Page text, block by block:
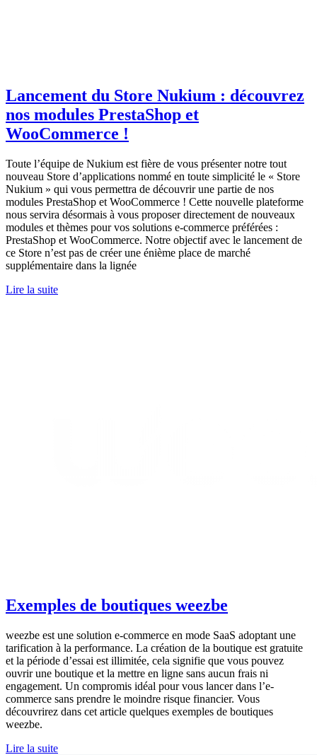
Lancement du Store Nukium : découvrez
nos modules PrestaShop et
WooCommerce !
Toute l’équipe de Nukium est fière de vous présenter notre tout
nouveau Store d’applications nommé en toute simplicité le « Store
Nukium » qui vous permettra de découvrir une partie de nos
modules PrestaShop et WooCommerce ! Cette nouvelle plateforme
nous servira désormais à vous proposer directement de nouveaux
modules et thèmes pour vos solutions e-commerce préférées :
PrestaShop et WooCommerce. Notre objectif avec le lancement de
ce Store n’est pas de créer une énième place de marché
supplémentaire dans la lignée
Lire la suite
Exemples de boutiques weezbe
weezbe est une solution e-commerce en mode SaaS adoptant une
tarification à la performance. La création de la boutique est gratuite
et la période d’essai est illimitée, cela signifie que vous pouvez
ouvrir une boutique et la mettre en ligne sans aucun frais ni
engagement. Un compromis idéal pour vous lancer dans l’e-
commerce sans prendre le moindre risque financier. Vous
découvrirez dans cet article quelques exemples de boutiques
weezbe.
Lire la suite